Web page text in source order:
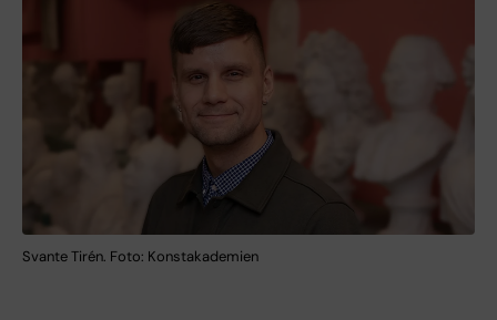
Svante Tirén. Foto: Konstakademien